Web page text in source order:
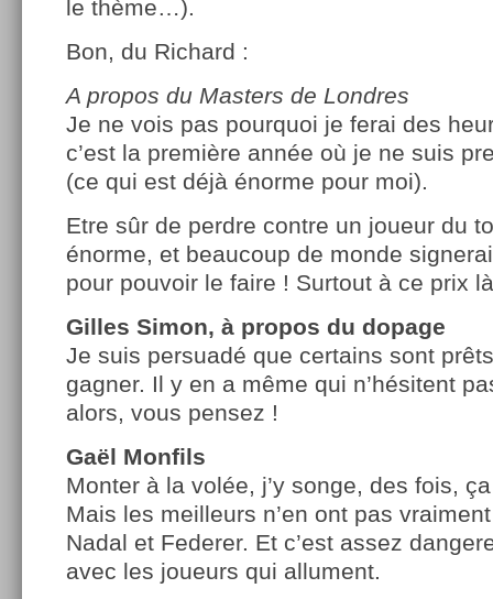
le thème…).
Bon, du Richard :
A propos du Masters de Londres
Je ne vois pas pourquoi je ferai des
c’est la première année où je ne suis
(ce qui est déjà énorme pour moi).
Etre sûr de perdre contre un joueur du
énorme, et beaucoup de monde
pour pouvoir le faire ! Surtout à ce prix
Gilles Simon, à propos du dopage
Je suis persuadé que certains sont
gagner. Il y en a même qui n’hésitent
alors, vous pensez !
Gaël Monfils
Monter à la volée, j’y songe, des fois,
Mais les meilleurs n’en ont pas
Nadal et Federer. Et c’est assez
avec les joueurs qui allument.